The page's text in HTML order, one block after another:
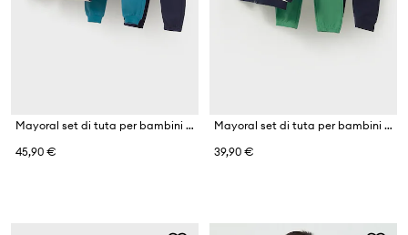
Mayoral set di tuta per bambini con cotone
45,90 €
Mayoral set di tuta per bambini con cotone
39,90 €